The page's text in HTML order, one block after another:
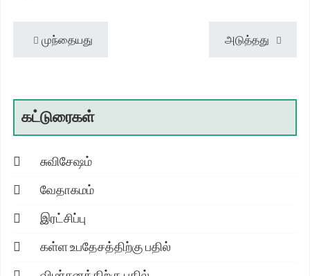
முந்தையது அடுத்தது
கட்டுரைகள்
சுவிசேஷம்
வேதாகமம்
இரட்சிப்பு
கள்ள உபதேசத்திற்கு பதில்